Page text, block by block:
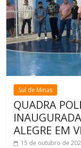
Sul de Minas
QUADRA
ALEGRE EM
15 de outubro de